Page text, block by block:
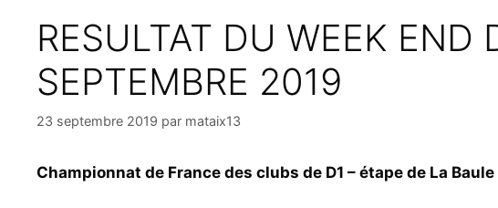
RESULTAT DU WEEK END
SEPTEMBRE 2019
23 septembre 2019 par mataix13
Championnat de France des clubs de D1 – étape de La